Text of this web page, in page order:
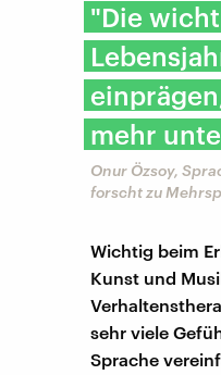
"Die
mehr
Onur Özsoy,
forscht zu
Wichtig beim
Kunst und
sehr viele
Sprache